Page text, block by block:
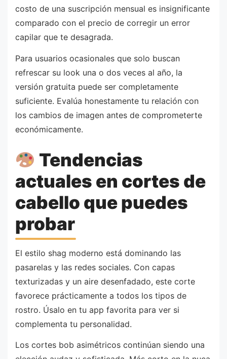
costo de una suscripción mensual es insignificante
comparado con el precio de corregir un error
capilar que te desagrada.
Para usuarios ocasionales que solo buscan
refrescar su look una o dos veces al año, la
versión gratuita puede ser completamente
suficiente. Evalúa honestamente tu relación con
los cambios de imagen antes de comprometerte
económicamente.
Tendencias
actuales en cortes de
cabello que puedes
probar
El estilo shag moderno está dominando las
pasarelas y las redes sociales. Con capas
texturizadas y un aire desenfadado, este corte
favorece prácticamente a todos los tipos de
rostro. Úsalo en tu app favorita para ver si
complementa tu personalidad.
Los cortes bob asimétricos continúan siendo una